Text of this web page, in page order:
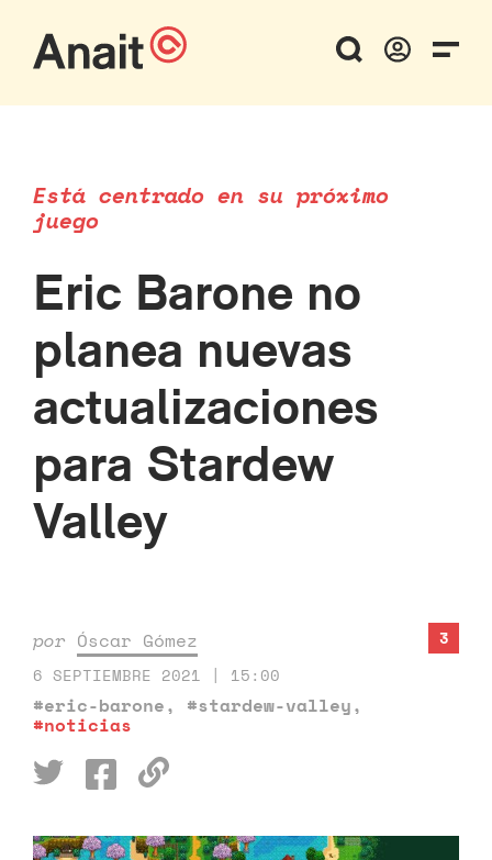
Está centrado en su próximo
juego
Eric Barone no
planea nuevas
actualizaciones
para Stardew
Valley
por Óscar Gómez
6 SEPTIEMBRE 2021 | 15:00
#eric-barone, #stardew-valley,
#noticias
3